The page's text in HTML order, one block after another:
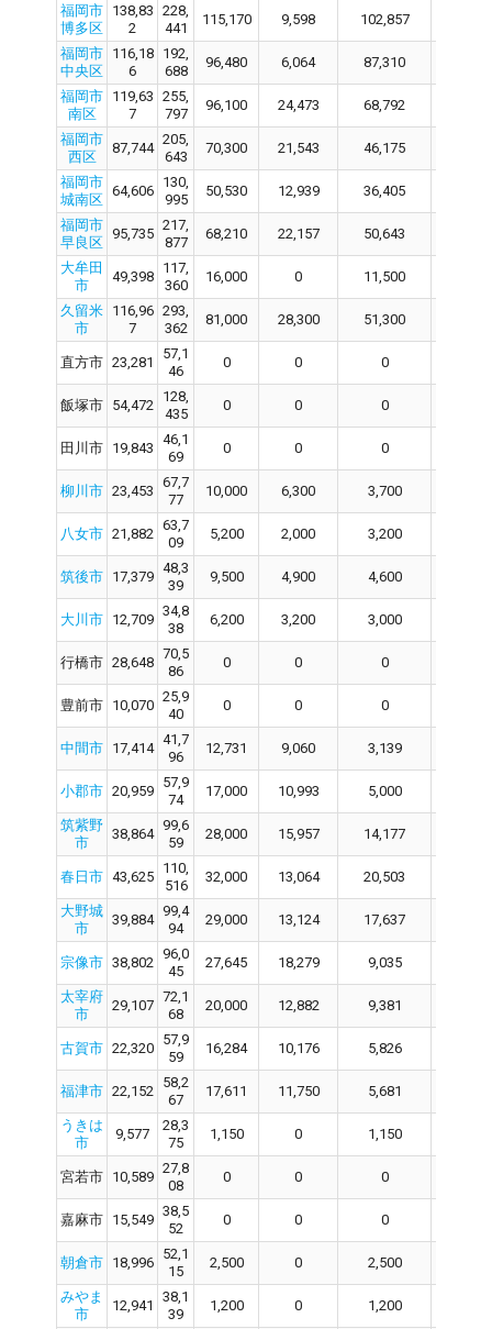
福岡市
博多区
138,83
2
228,
441
115,170 9,598 102,857
福岡市
中央区
116,18
6
192,
688
96,480 6,064 87,310
福岡市
南区
119,63
7
255,
797
96,100 24,473 68,792
福岡市
西区
87,744
205,
643
70,300 21,543 46,175
福岡市
城南区
64,606
130,
995
50,530 12,939 36,405
福岡市
早良区
95,735
217,
877
68,210 22,157 50,643
大牟田
市
49,398
117,
360
16,000 0 11,500
久留米
市
116,96
7
293,
362
81,000 28,300 51,300
直方市 23,281
57,1
46
0 0 0
飯塚市 54,472
128,
435
0 0 0
田川市 19,843
46,1
69
0 0 0
柳川市 23,453
67,7
77
10,000 6,300 3,700
八女市 21,882
63,7
09
5,200 2,000 3,200
筑後市 17,379
48,3
39
9,500 4,900 4,600
大川市 12,709
34,8
38
6,200 3,200 3,000
行橋市 28,648
70,5
86
0 0 0
豊前市 10,070
25,9
40
0 0 0
中間市 17,414
41,7
96
12,731 9,060 3,139
小郡市 20,959
57,9
74
17,000 10,993 5,000
筑紫野
市
38,864
99,6
59
28,000 15,957 14,177
春日市 43,625
110,
516
32,000 13,064 20,503
大野城
市
39,884
99,4
94
29,000 13,124 17,637
宗像市 38,802
96,0
45
27,645 18,279 9,035
太宰府
市
29,107
72,1
68
20,000 12,882 9,381
古賀市 22,320
57,9
59
16,284 10,176 5,826
福津市 22,152
58,2
67
17,611 11,750 5,681
うきは
市
9,577
28,3
75
1,150 0 1,150
宮若市 10,589
27,8
08
0 0 0
嘉麻市 15,549
38,5
52
0 0 0
朝倉市 18,996
52,1
15
2,500 0 2,500
みやま
市
12,941
38,1
39
1,200 0 1,200